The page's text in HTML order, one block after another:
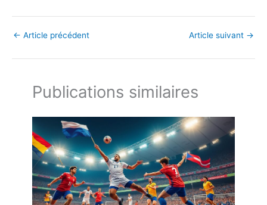
← Article précédent Article suivant →
Publications similaires